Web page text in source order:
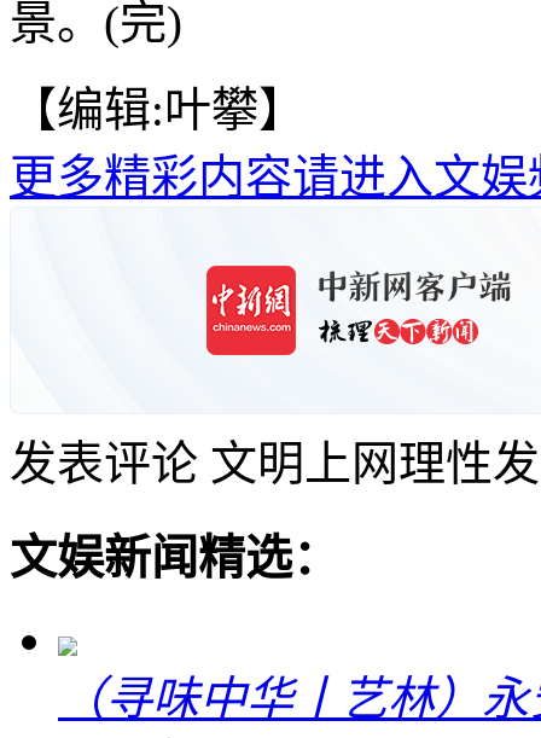
景。(完)
【编辑:叶攀】
更多精彩内容请进入文娱
发表评论 文明上网理性
文娱新闻精选：
（寻味中华丨艺林）